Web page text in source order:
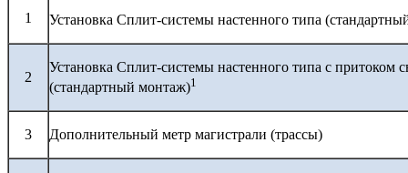
1 Установка Сплит-системы настенного типа
2
Установка Сплит-системы настенного типа с притоком
(стандартный монтаж)1
3 Дополнительный метр магистрали (трассы)